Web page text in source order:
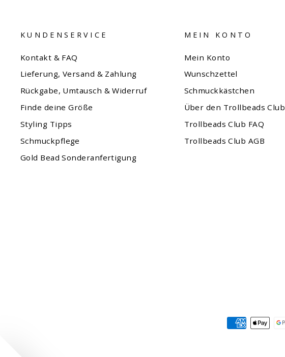
KUNDENSERVICE
Kontakt & FAQ
Lieferung, Versand & Zahlung
Rückgabe, Umtausch & Widerruf
Finde deine Größe
Styling Tipps
Schmuckpflege
Gold Bead Sonderanfertigung
MEIN KONTO
Mein Konto
Wunschzettel
Schmuckkästchen
Über den Trollbeads Club
Trollbeads Club FAQ
Trollbeads Club AGB